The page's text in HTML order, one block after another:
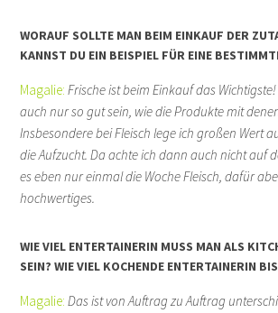
WORAUF SOLLTE MAN BEIM EINKAUF DER
KANNST DU EIN BEISPIEL FÜR EINE
Magalie:Frische ist beim Einkauf das
auch nur so gut sein, wie die Produkte mit
Insbesondere bei Fleisch lege ich großen Wert
die Aufzucht. Da achte ich dann auch nicht auf
es eben nur einmal die Woche Fleisch, dafür
hochwertiges.
WIE VIEL ENTERTAINERIN MUSS MAN ALS
SEIN? WIE VIEL KOCHENDE ENTERTAINERIN
Magalie:Das ist von Auftrag zu Auftrag